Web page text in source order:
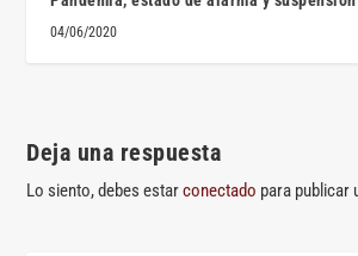
04/06/2020
Deja una respuesta
Lo siento, debes estarconectado para publicar